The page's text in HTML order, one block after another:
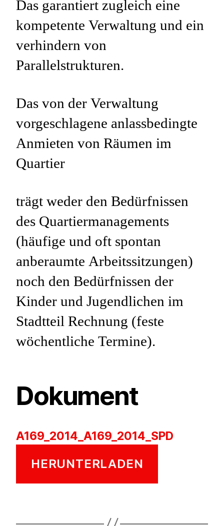
Das garantiert zugleich eine
kompetente Verwaltung und ein
verhindern von
Parallelstrukturen.
Das von der Verwaltung
vorgeschlagene anlassbedingte
Anmieten von Räumen im
Quartier
trägt weder den Bedürfnissen
des Quartiermanagements
(häufige und oft spontan
anberaumte Arbeitssitzungen)
noch den Bedürfnissen der
Kinder und Jugendlichen im
Stadtteil Rechnung (feste
wöchentliche Termine).
Dokument
A169_2014_A169_2014_SPD
HERUNTERLADEN